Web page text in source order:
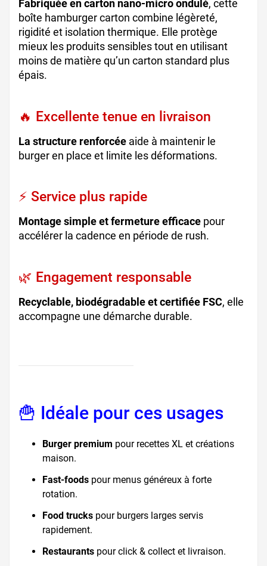
Fabriquée en carton nano-micro ondulé, cette
boîte hamburger carton combine légèreté,
rigidité et isolation thermique. Elle protège
mieux les produits sensibles tout en utilisant
moins de matière qu’un carton standard plus
épais.
🔥 Excellente tenue en livraison
La structure renforcée aide à maintenir le
burger en place et limite les déformations.
⚡ Service plus rapide
Montage simple et fermeture efficace pour
accélérer la cadence en période de rush.
🌿 Engagement responsable
Recyclable, biodégradable et certifiée FSC, elle
accompagne une démarche durable.
🍟 Idéale pour ces usages
Burger premium pour recettes XL et créations
maison.
Fast-foods pour menus généreux à forte
rotation.
Food trucks pour burgers larges servis
rapidement.
Restaurants pour click & collect et livraison.